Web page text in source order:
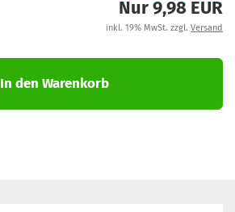
Nur 9,98 EUR
inkl. 19% MwSt. zzgl. Versand
In den Warenkorb